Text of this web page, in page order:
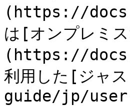
(https://
は[オンプレミ
(https://
利用した[ジャ
guide/jp/